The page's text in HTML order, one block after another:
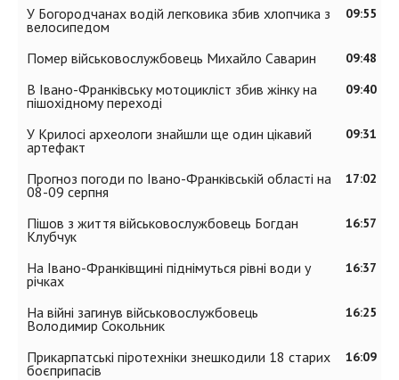
09:55
У Богородчанах водій легковика збив хлопчика з
велосипедом
09:48
Помер військовослужбовець Михайло Саварин
09:40
В Івано-Франківську мотоцикліст збив жінку на
пішохідному переході
09:31
У Крилосі археологи знайшли ще один цікавий
артефакт
17:02
Прогноз погоди по Івано-Франківській області на
08-09 серпня
16:57
Пішов з життя військовослужбовець Богдан
Клубчук
16:37
На Івано-Франківщині піднімуться рівні води у
річках
16:25
На війні загинув військовослужбовець
Володимир Сокольник
16:09
Прикарпатські піротехніки знешкодили 18 старих
боєприпасів